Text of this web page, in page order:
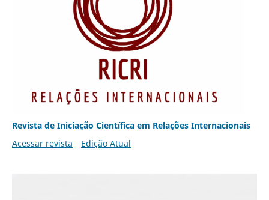
Revista de Iniciação Científica em Relações Internacionais
Acessar revista
Edição Atual